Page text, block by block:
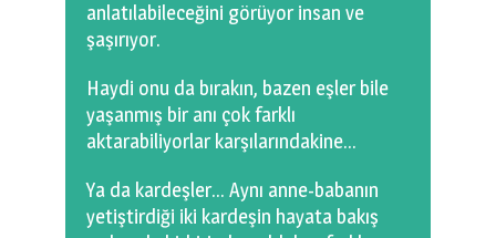
anlatılabileceğini görüyor insan ve
şaşırıyor.
Haydi onu da bırakın, bazen eşler bile
yaşanmış bir anı çok farklı
aktarabiliyorlar karşılarındakine…
Ya da kardeşler… Aynı anne-babanın
yetiştirdiği iki kardeşin hayata bakış